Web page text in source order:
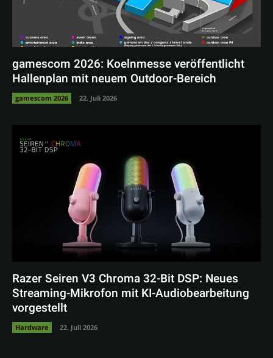
gamescom 2026: Koelnmesse veröffentlicht
Hallenplan mit neuem Outdoor-Bereich
gamescom 2026 22. Juli 2026
Razer Seiren V3 Chroma 32-Bit DSP: Neues
Streaming-Mikrofon mit KI-Audiobearbeitung
vorgestellt
Hardware 22. Juli 2026